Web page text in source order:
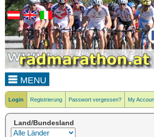
MENU
Login Registrierung Passwort vergessen? My
Land/Bundesland